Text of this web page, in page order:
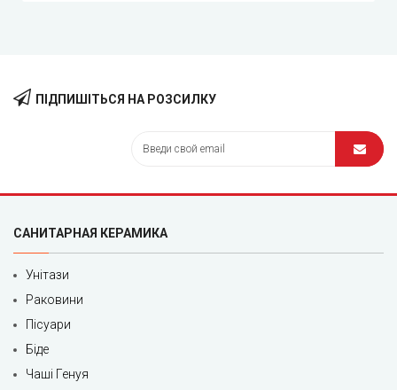
ПІДПИШІТЬСЯ НА РОЗСИЛКУ
САНИТАРНАЯ КЕРАМИКА
Унітази
Раковини
Пісуари
Біде
Чаші Генуя